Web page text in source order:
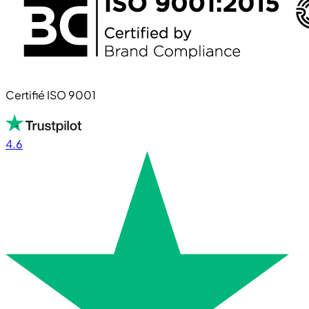
Certifié ISO 9001
4.6